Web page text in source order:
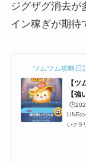
ジグザグ消去が
イン稼ぎが期待
ツムツム攻略日
【
【強
LINEの
いクラ